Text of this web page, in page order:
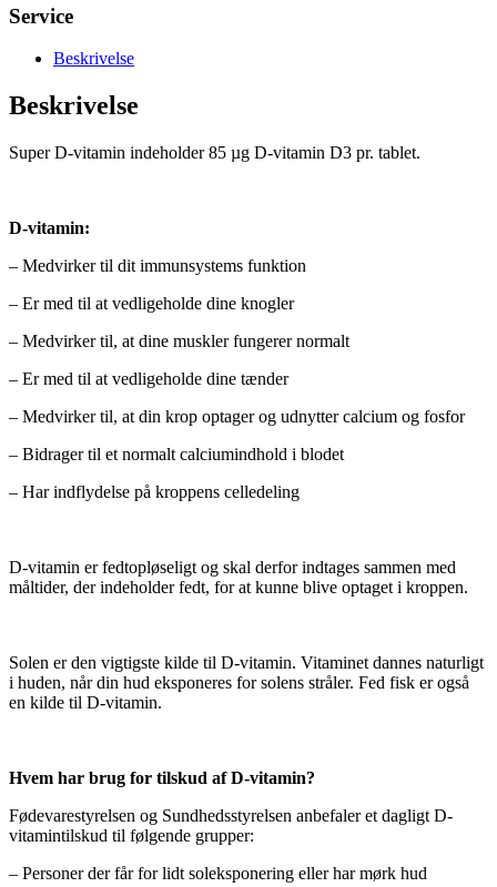
Service
Beskrivelse
Beskrivelse
Super D-vitamin indeholder 85 µg D-vitamin D3 pr. tablet.
D-vitamin:
– Medvirker til dit immunsystems funktion
– Er med til at vedligeholde dine knogler
– Medvirker til, at dine muskler fungerer normalt
– Er med til at vedligeholde dine tænder
– Medvirker til, at din krop optager og udnytter calcium og fosfor
– Bidrager til et normalt calciumindhold i blodet
– Har indflydelse på kroppens celledeling
D-vitamin er fedtopløseligt og skal derfor indtages sammen med
måltider, der indeholder fedt, for at kunne blive optaget i kroppen.
Solen er den vigtigste kilde til D-vitamin. Vitaminet dannes naturligt
i huden, når din hud eksponeres for solens stråler. Fed fisk er også
en kilde til D-vitamin.
Hvem har brug for tilskud af D-vitamin?
Fødevarestyrelsen og Sundhedsstyrelsen anbefaler et dagligt D-
vitamintilskud til følgende grupper:
– Personer der får for lidt soleksponering eller har mørk hud